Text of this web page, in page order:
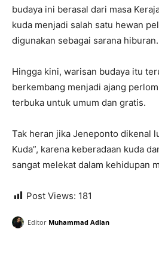
budaya ini berasal dari masa
kuda menjadi salah satu hewan
digunakan sebagai sarana hiburan.
Hingga kini, warisan budaya itu
berkembang menjadi ajang
terbuka untuk umum dan gratis.
Tak heran jika Jeneponto dikenal
Kuda”, karena keberadaan kuda
sangat melekat dalam kehidupan
Post Views: 181
Editor Muhammad Adlan